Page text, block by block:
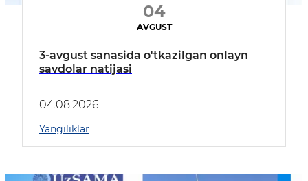
04
AVGUST
3-avgust sanasida o'tkazilgan onlayn
savdolar natijasi
04.08.2026
Yangiliklar